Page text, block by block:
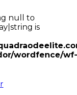
null to
is
wordfence/wf-